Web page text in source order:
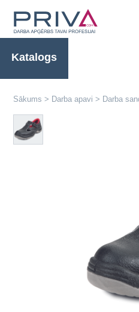
Katalogs
Sākums > Darba apavi > Darba